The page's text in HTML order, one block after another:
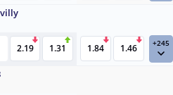
2.19 1.31 1.84 1.46 +245